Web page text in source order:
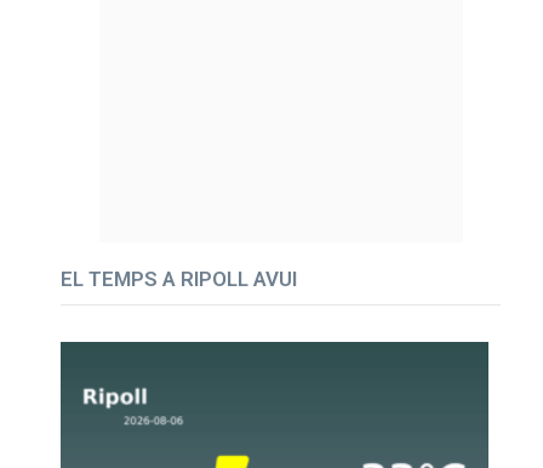
EL TEMPS A RIPOLL AVUI